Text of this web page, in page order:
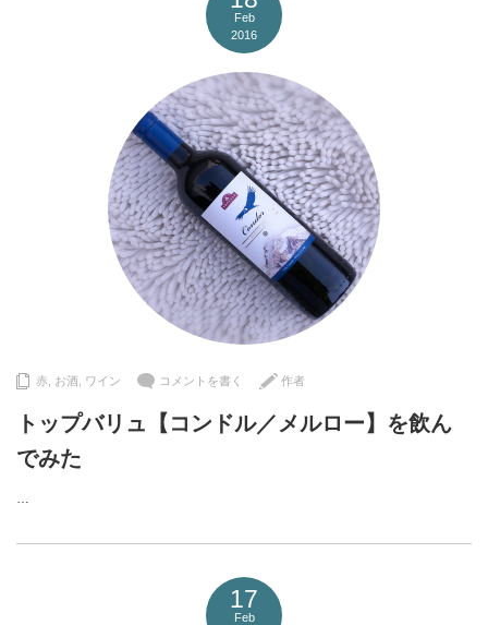
Feb
2016
赤 お酒 ワイン コメントを書く 作者
トップバリュ【コンドル／メルロー】を飲ん
でみた
…
17
Feb